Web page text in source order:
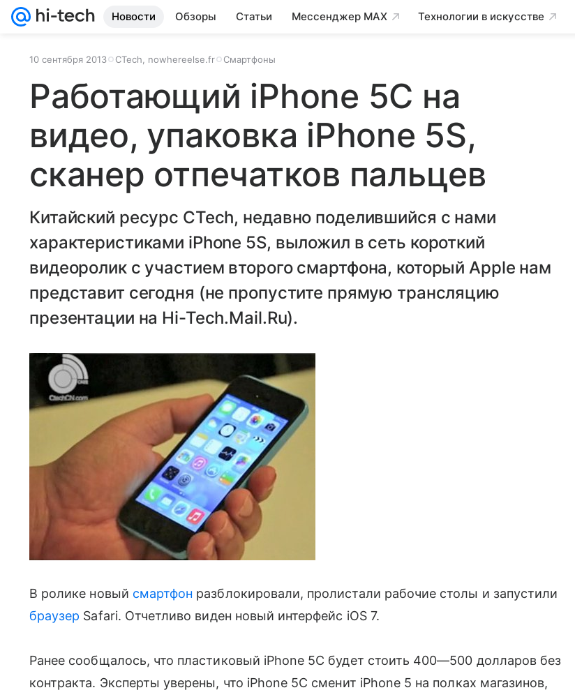
Новости Обзоры Статьи Мессенджер MAX Технологии в искусстве
10 сентября 2013 CTech, nowhereelse.fr Смартфоны
Работающий iPhone 5C на
видео, упаковка iPhone 5S,
сканер отпечатков пальцев
Китайский ресурс CTech, недавно поделившийся с нами
характеристиками iPhone 5S, выложил в сеть короткий
видеоролик с участием второго смартфона, который Apple нам
представит сегодня (не пропустите прямую трансляцию
презентации на Hi-Tech.Mail.Ru).
В ролике новый смартфон разблокировали, пролистали рабочие столы и запустили
браузер Safari. Отчетливо виден новый интерфейс iOS 7.
Ранее сообщалось, что пластиковый iPhone 5C будет стоить 400—500 долларов без
контракта. Эксперты уверены, что iPhone 5C сменит iPhone 5 на полках магазинов,